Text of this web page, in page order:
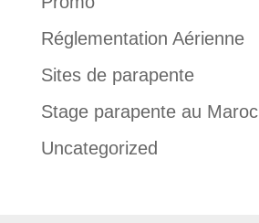
Réglementation Aérienne
Sites de parapente
Stage parapente au Maroc
Uncategorized